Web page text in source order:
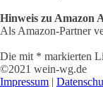
Hinweis zu Amazon
Als Amazon-Partner
Die mit * markierten
©2021 wein-wg.de
Impressum |